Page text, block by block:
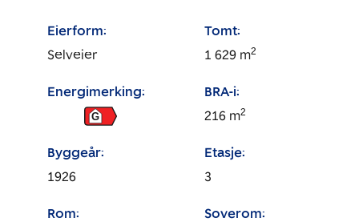
Eierform:
Selveier
Tomt:
1 629 m2
Energimerking:
G
BRA-i:
216 m2
Byggeår:
1926
Etasje:
3
Rom:
Soverom: